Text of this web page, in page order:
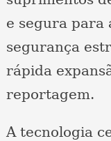
e segura para
segurança
rápida
reportagem.
A tecnologia